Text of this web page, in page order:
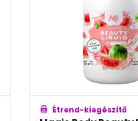
kiegészítő